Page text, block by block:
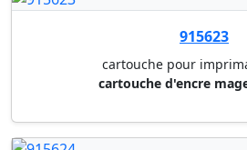
917726
cartouche pour
cartouche magenta